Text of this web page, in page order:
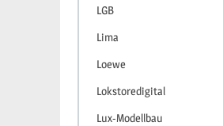
LGB
Lima
Loewe
Lokstoredigital
Lux-Modellbau